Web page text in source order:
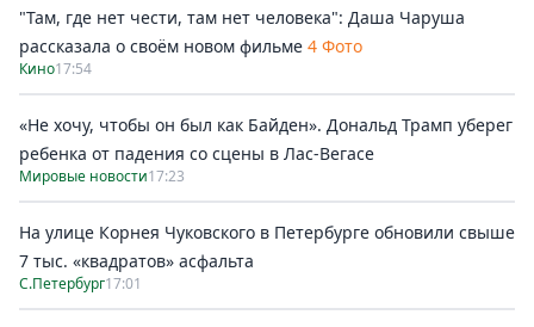
"Там, где нет чести, там нет человека": Даша Чаруша
рассказала о своём новом фильме 4 Фото
Кино17:54
«Не хочу, чтобы он был как Байден». Дональд Трамп уберег
ребенка от падения со сцены в Лас-Вегасе
Мировые новости17:23
На улице Корнея Чуковского в Петербурге обновили свыше
7 тыс. «квадратов» асфальта
С.Петербург17:01